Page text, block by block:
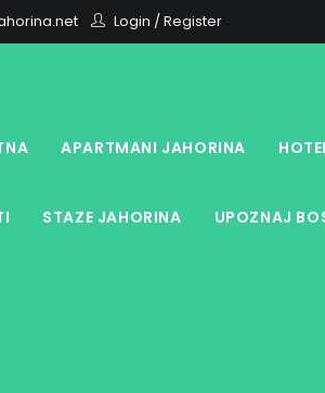
Login /Register
APARTMANI JAHORINA
STAZE JAHORINA UPOZNAJ